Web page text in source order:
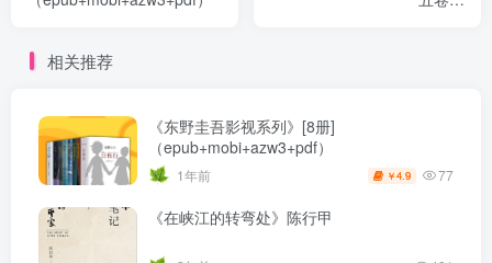
相关推荐
《东野圭吾影视系列》[8册]
（epub+mobi+azw3+pdf）
1年前 ￥4.9 77
《在峡江的转弯处》陈行甲